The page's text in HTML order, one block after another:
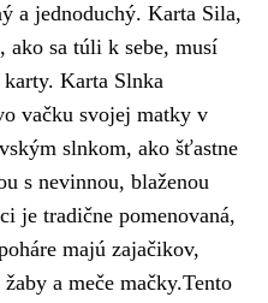
a jednoduchý. Karta Sila,
ako sa túli k sebe, musí
Karta Slnka
vačku svojej matky v
slnkom, ako šťastne
s nevinnou, blaženou
je tradične pomenovaná,
majú zajačikov,
a meče mačky.Tento